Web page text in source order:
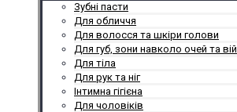
Зубні пасти
Для обличчя
Для волосся та шкіри голови
Для губ, зони навколо очей та вій
Для тіла
Для рук та ніг
Інтимна гігієна
Для чоловіків